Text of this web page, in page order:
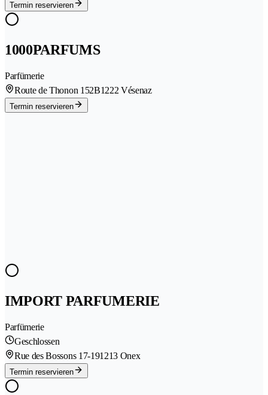
Termin reservieren
1000PARFUMS
Parfümerie
Route de Thonon 152B1222 Vésenaz
Termin reservieren
IMPORT PARFUMERIE
Parfümerie
Geschlossen
Rue des Bossons 17-191213 Onex
Termin reservieren